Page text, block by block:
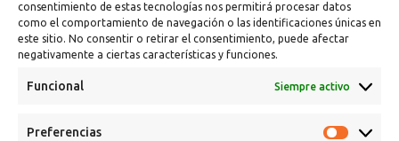
consentimiento de estas tecnologías nos permitirá procesar datos
como el comportamiento de navegación o las identificaciones únicas en
este sitio. No consentir o retirar el consentimiento, puede afectar
negativamente a ciertas características y funciones.
Funcional Siempre activo
Preferencias